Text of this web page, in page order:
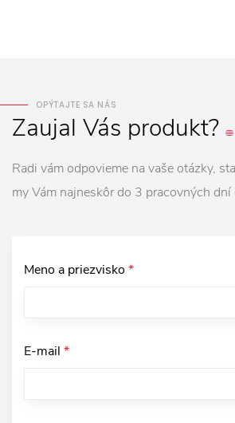
OPÝTAJTE SA NÁS
Zaujal Vás produkt?
Radi vám odpovieme na vaše otázky,
my Vám najneskôr do 3 pracovných dní
Meno a priezvisko *
E-mail *